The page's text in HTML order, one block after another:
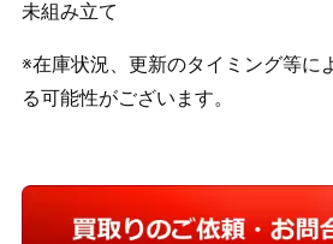
未組み立て
※在庫状況、更新のタイミング等に
る可能性がございます。